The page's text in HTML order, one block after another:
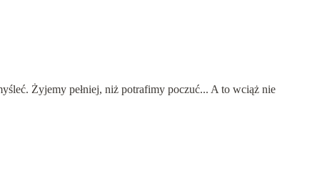
Żyjemy pełniej, niż potrafimy poczuć... A to wciąż nie